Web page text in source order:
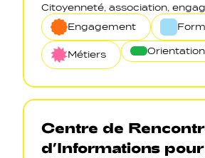
Citoyenneté, association,
Engagement
Métiers Orientation
Centre de
d’Informations